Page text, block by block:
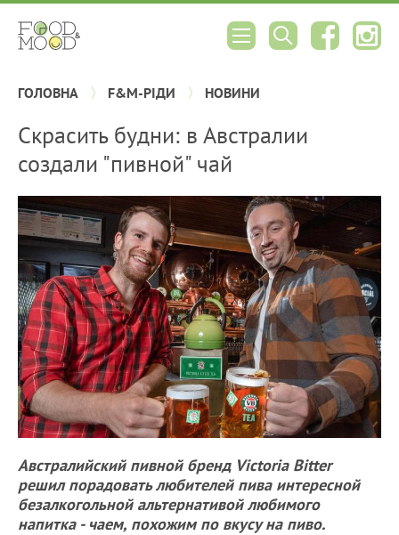
ГОЛОВНА F&M-РІДИ НОВИНИ
Скрасить будни: в Австралии
создали "пивной" чай
Австралийский пивной бренд Victoria Bitter
решил порадовать любителей пива интересной
безалкогольной альтернативой любимого
напитка - чаем, похожим по вкусу на пиво.